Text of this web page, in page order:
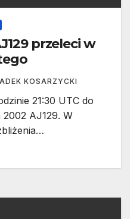
przeleci w
KOSARZYCKI
21:30 UTC do
2002 AJ129. W